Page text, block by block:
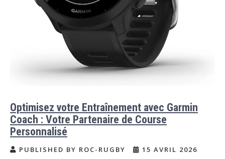
Optimisez votre Entraînement avec Garmin
Coach : Votre Partenaire de Course
Personnalisé
PUBLISHED BY ROC-RUGBY 15 AVRIL 2026